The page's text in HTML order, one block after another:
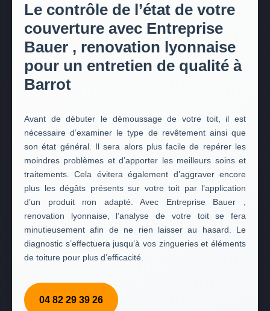
Le contrôle de l’état de votre
couverture avec Entreprise
Bauer , renovation lyonnaise
pour un entretien de qualité à
Barrot
Avant de débuter le démoussage de votre toit, il est
nécessaire d’examiner le type de revêtement ainsi que
son état général. Il sera alors plus facile de repérer les
moindres problèmes et d’apporter les meilleurs soins et
traitements. Cela évitera également d’aggraver encore
plus les dégâts présents sur votre toit par l’application
d’un produit non adapté. Avec Entreprise Bauer ,
renovation lyonnaise, l’analyse de votre toit se fera
minutieusement afin de ne rien laisser au hasard. Le
diagnostic s’effectuera jusqu’à vos zingueries et éléments
de toiture pour plus d’efficacité.
04 82 29 39 26